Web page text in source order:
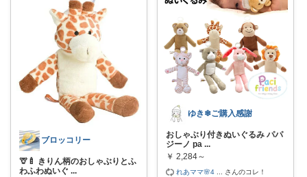
ブロッコリー
🦒🍼 きりん柄のおしゃぶりとふ
わふわぬいぐ ...
ゆき❄ご購入感謝
おしゃぶり付きぬいぐるみ パパ
ジーノ pa ...
￥ 2,284～
れあママ🌸4 さんのコレ！